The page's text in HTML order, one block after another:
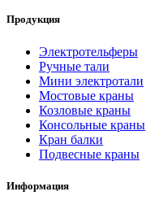
Продукция
Электротельферы
Ручные тали
Мини электротали
Мостовые краны
Козловые краны
Консольные краны
Кран балки
Подвесные краны
Информация